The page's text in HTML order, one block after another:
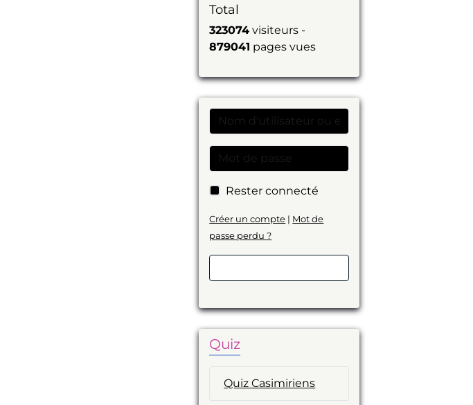
Total
323074 visiteurs -
879041 pages vues
Rester connecté
Créer un compte | Mot de
passe perdu ?
Quiz
Quiz Casimiriens